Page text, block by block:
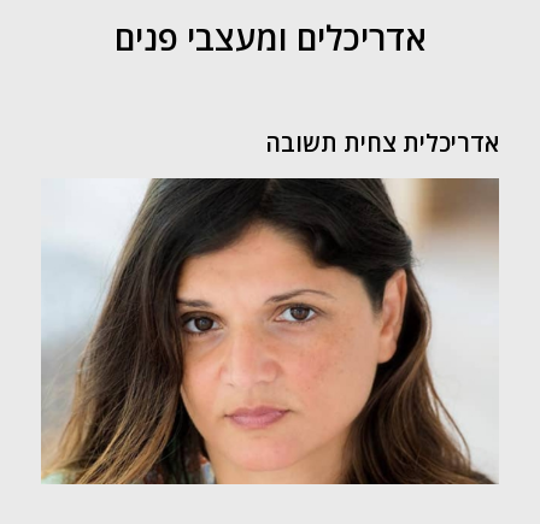
אדריכלים ומעצבי פנים
אדריכלית צחית תשובה